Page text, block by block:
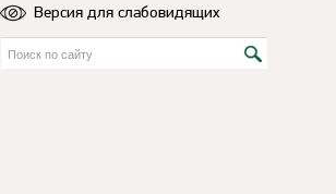
Версия для слабовидящих